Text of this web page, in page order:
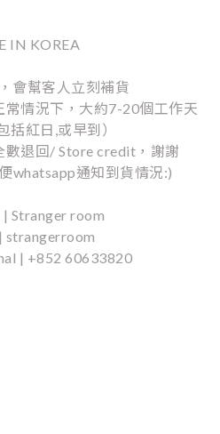
IN KOREA
會幫客人立刻補貨
常情況下，大約7-20個工作天
括紅日,或早到）
數退回/ Store credit，謝謝
whatsapp通知到貨情況:)
Stranger room
strangerroom
| +852 60633820